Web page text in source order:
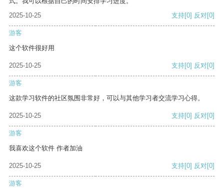
2025-10-25
支持[0] 反对[0]
游客
这个软件很好用
2025-10-25 支持[0] 反对[0]
游客
这款学习软件的社区氛围非常好，可以与其他学习者交流学习心得。
2025-10-25 支持[0] 反对[0]
游客
我喜欢这个软件 作者加油
2025-10-25 支持[0] 反对[0]
游客